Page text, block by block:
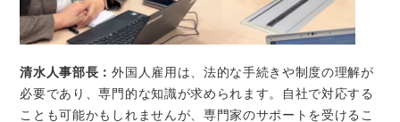
清水人事部長：外国人雇用は、法的な手続きや制度の理解が
必要であり、専門的な知識が求められます。自社で対応する
ことも可能かもしれませんが、専門家のサポートを受けるこ